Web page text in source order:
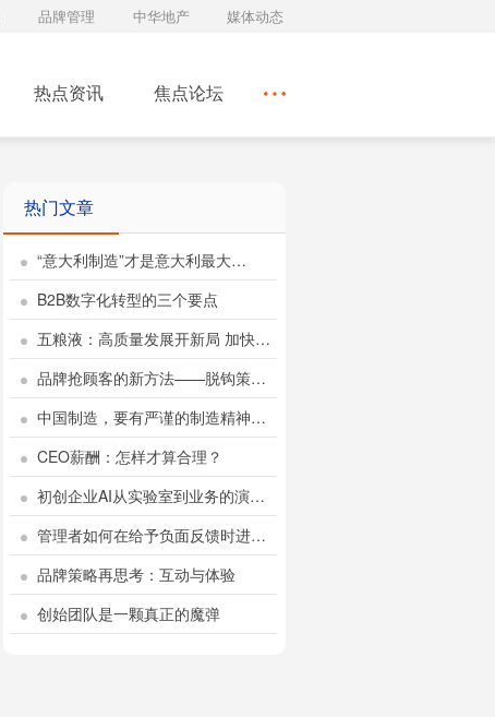
品牌管理 中华地产 媒体动态
热点资讯 焦点论坛
热门文章
“意大利制造”才是意大利最大…
B2B数字化转型的三个要点
五粮液：高质量发展开新局 加快…
品牌抢顾客的新方法——脱钩策…
中国制造，要有严谨的制造精神…
CEO薪酬：怎样才算合理？
初创企业AI从实验室到业务的演…
管理者如何在给予负面反馈时进…
品牌策略再思考：互动与体验
创始团队是一颗真正的魔弹